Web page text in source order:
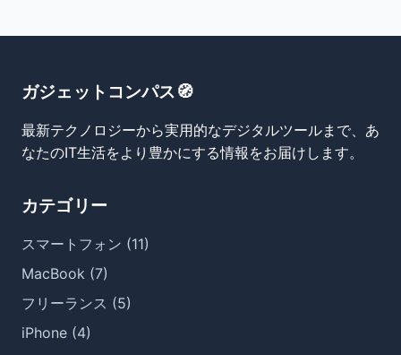
ガジェットコンパス🧭
最新テクノロジーから実用的なデジタルツールまで、あ
なたのIT生活をより豊かにする情報をお届けします。
カテゴリー
スマートフォン (11)
MacBook (7)
フリーランス (5)
iPhone (4)